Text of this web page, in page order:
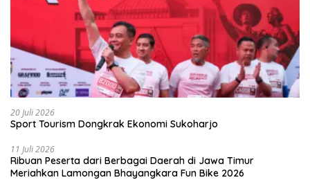
20 Juli 2026
Sport Tourism Dongkrak Ekonomi Sukoharjo
11 Juli 2026
Ribuan Peserta dari Berbagai Daerah di Jawa Timur
Meriahkan Lamongan Bhayangkara Fun Bike 2026